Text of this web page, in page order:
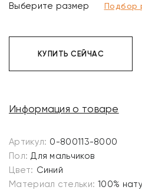
Выберите размер Подбор
КУПИТЬ СЕЙЧАС
Информация о товаре
Артикул: 0-800113-8000
Пол: Для мальчиков
Цвет: Синий
Материал стельки: 100%